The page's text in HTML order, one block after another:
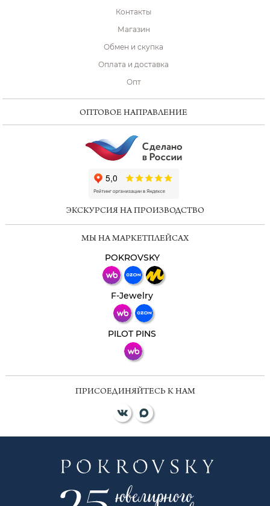
Контакты
Магазин
Обмен и скупка
Оплата и доставка
Опт
ОПТОВОЕ НАПРАВЛЕНИЕ
ЭКСКУРСИЯ НА ПРОИЗВОДСТВО
МЫ НА МАРКЕТПЛЕЙСАХ
POKROVSKY
F-Jewelry
PILOT PINS
ПРИСОЕДИНЯЙТЕСЬ К НАМ